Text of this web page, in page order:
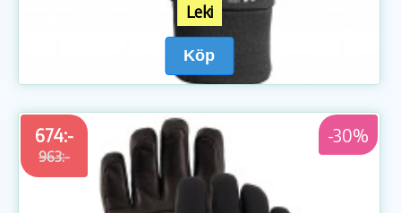
Leki
Köp
674:-
963:-
-30%